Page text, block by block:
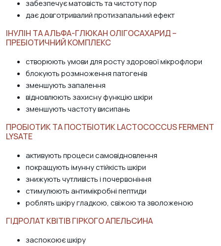
забезпечує матовість та чистоту пор
дає довготривалий протизапальний ефект
ІНУЛІН ТА АЛЬФА-ГЛЮКАН ОЛІГОСАХАРИД –
ПРЕБІОТИЧНИЙ КОМПЛЕКС
створюють умови для росту здорової мікрофлори
блокують розмноження патогенів
зменшують запалення
відновлюють захисну функцію шкіри
зменшують частоту висипань
ПРОБІОТИК ТА ПОСТБІОТИК LACTOCOCCUS FERMENT
LYSATE
активують процеси самовідновлення
покращують імунну стійкість шкіри
знижуютьчутливістьі почервоніння
стимулюють антимікробні пептиди
роблять шкіру гладкою, свіжою та зволоженою
ГІДРОЛАТ КВІТІВ ГІРКОГО АПЕЛЬСИНА
заспокоює шкіру